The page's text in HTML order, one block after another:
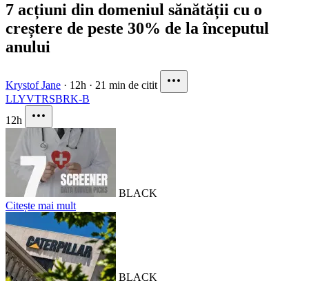
7 acțiuni din domeniul sănătății cu o
creștere de peste 30% de la începutul
anului
Krystof Jane · 12h · 21 min de citit
LLYVTRSBRK-B
12h
BLACK
Citește mai mult
BLACK